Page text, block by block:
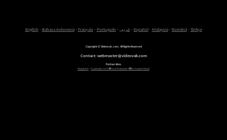
English - Bahasa Indonesia- Français - Português - عربى- Español - Malaysia- Română- Türkçe
Copyright © Videovak.com. All Rights Reserved
Contact: webmaster@videovak.com
Partner sites:
Waptrick-Gazeteler ve G�ncel Haberler i�in Gazete Keyfi